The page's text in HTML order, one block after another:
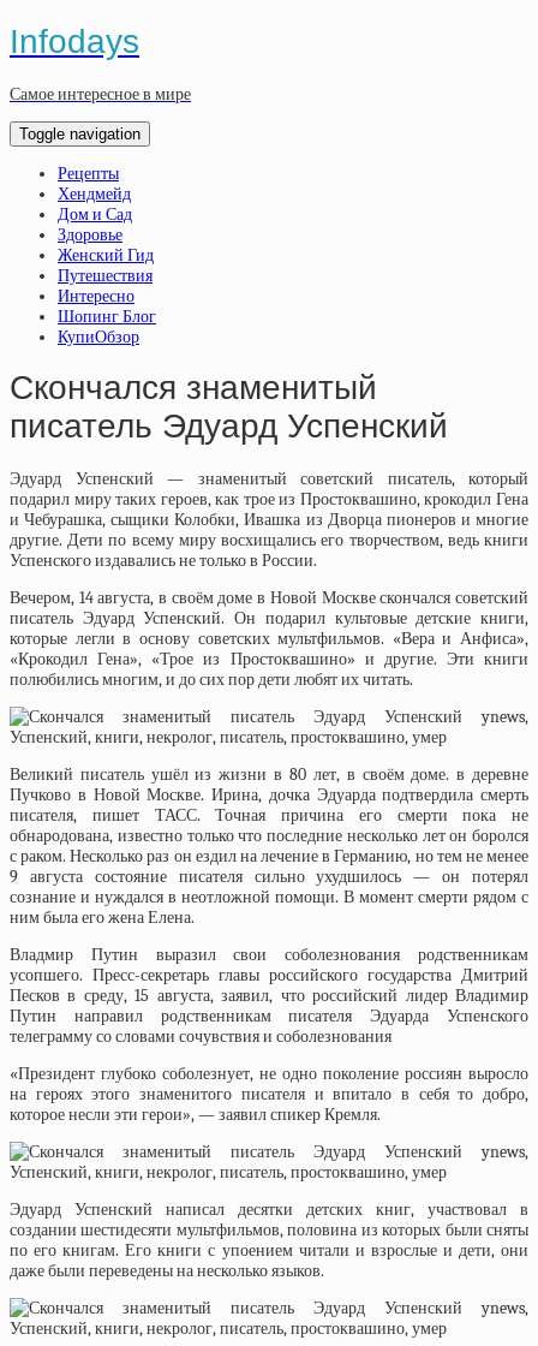
Infodays
Самое интересное в мире
Toggle navigation
Рецепты
Хендмейд
Дом и Сад
Здоровье
Женский Гид
Путешествия
Интересно
Шопинг Блог
КупиОбзор
Скончался знаменитый
писатель Эдуард Успенский
Эдуард Успенский — знаменитый советский писатель, который
подарил миру таких героев, как трое из Простоквашино, крокодил Гена
и Чебурашка, сыщики Колобки, Ивашка из Дворца пионеров и многие
другие. Дети по всему миру восхищались его творчеством, ведь книги
Успенского издавались не только в России.
Вечером, 14 августа, в своём доме в Новой Москве скончался советский
писатель Эдуард Успенский. Он подарил культовые детские книги,
которые легли в основу советских мультфильмов. «Вера и Анфиса»,
«Крокодил Гена», «Трое из Простоквашино» и другие. Эти книги
полюбились многим, и до сих пор дети любят их читать.
Великий писатель ушёл из жизни в 80 лет, в своём доме. в деревне
Пучково в Новой Москве. Ирина, дочка Эдуарда подтвердила смерть
писателя, пишет ТАСС. Точная причина его смерти пока не
обнародована, известно только что последние несколько лет он боролся
с раком. Несколько раз он ездил на лечение в Германию, но тем не менее
9 августа состояние писателя сильно ухудшилось — он потерял
сознание и нуждался в неотложной помощи. В момент смерти рядом с
ним была его жена Елена.
Владмир Путин выразил свои соболезнования родственникам
усопшего. Пресс-секретарь главы российского государства Дмитрий
Песков в среду, 15 августа, заявил, что российский лидер Владимир
Путин направил родственникам писателя Эдуарда Успенского
телеграмму со словами сочувствия и соболезнования
«Президент глубоко соболезнует, не одно поколение россиян выросло
на героях этого знаменитого писателя и впитало в себя то добро,
которое несли эти герои», — заявил спикер Кремля.
Эдуард Успенский написал десятки детских книг, участвовал в
создании шестидесяти мультфильмов, половина из которых были сняты
по его книгам. Его книги с упоением читали и взрослые и дети, они
даже были переведены на несколько языков.